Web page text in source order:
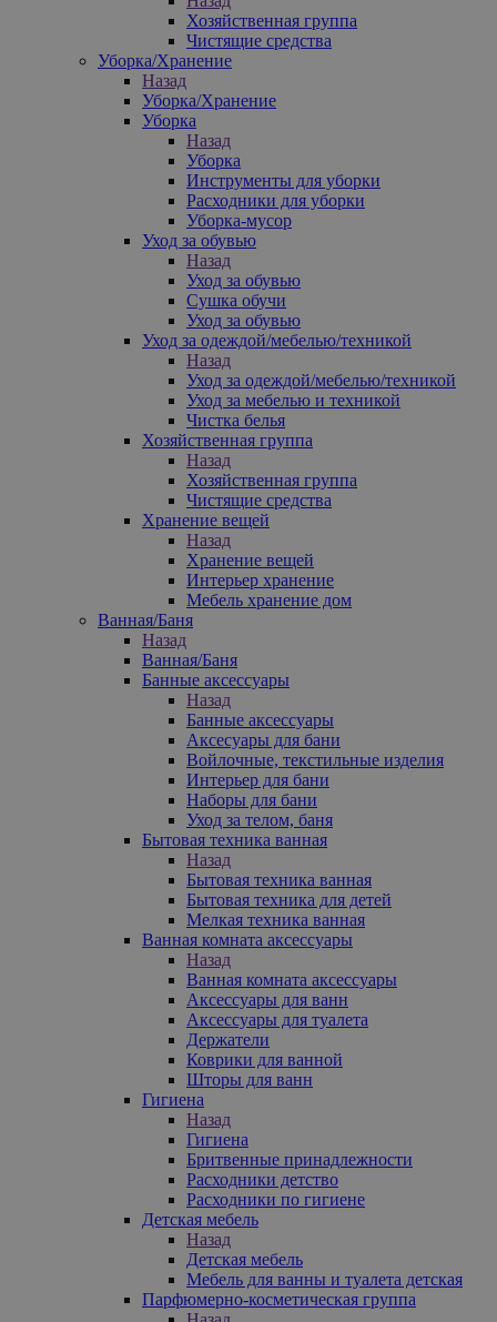
Хозяйственная группа
Чистящие средства
Уборка/Хранение
Назад
Уборка/Хранение
Уборка
Назад
Уборка
Инструменты для уборки
Расходники для уборки
Уборка-мусор
Уход за обувью
Назад
Уход за обувью
Сушка обучи
Уход за обувью
Уход за одеждой/мебелью/техникой
Назад
Уход за одеждой/мебелью/техникой
Уход за мебелью и техникой
Чистка белья
Хозяйственная группа
Назад
Хозяйственная группа
Чистящие средства
Хранение вещей
Назад
Хранение вещей
Интерьер хранение
Мебель хранение дом
Ванная/Баня
Назад
Ванная/Баня
Банные аксессуары
Назад
Банные аксессуары
Аксесуары для бани
Войлочные, текстильные изделия
Интерьер для бани
Наборы для бани
Уход за телом, баня
Бытовая техника ванная
Назад
Бытовая техника ванная
Бытовая техника для детей
Мелкая техника ванная
Ванная комната аксессуары
Назад
Ванная комната аксессуары
Аксессуары для ванн
Аксессуары для туалета
Держатели
Коврики для ванной
Шторы для ванн
Гигиена
Назад
Гигиена
Бритвенные принадлежности
Расходники детство
Расходники по гигиене
Детская мебель
Назад
Детская мебель
Мебель для ванны и туалета детская
Парфюмерно-косметическая группа